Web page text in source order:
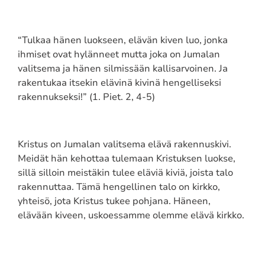
“Tulkaa hänen luokseen, elävän kiven luo, jonka
ihmiset ovat hylänneet mutta joka on Jumalan
valitsema ja hänen silmissään kallisarvoinen. Ja
rakentukaa itsekin elävinä kivinä hengelliseksi
rakennukseksi!” (1. Piet. 2, 4-5)
Kristus on Jumalan valitsema elävä rakennuskivi.
Meidät hän kehottaa tulemaan Kristuksen luokse,
sillä silloin meistäkin tulee eläviä kiviä, joista talo
rakennuttaa. Tämä hengellinen talo on kirkko,
yhteisö, jota Kristus tukee pohjana. Häneen,
elävään kiveen, uskoessamme olemme elävä kirkko.